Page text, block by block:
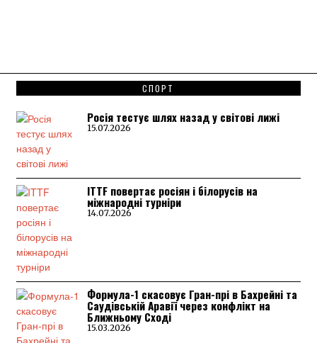
СПОРТ
Росія тестує шлях назад у світові лижі
15.07.2026
ITTF повертає росіян і білорусів на
міжнародні турніри
14.07.2026
Формула-1 скасовує Гран-прі в Бахрейні та
Саудівській Аравії через конфлікт на
Ближньому Сході
15.03.2026